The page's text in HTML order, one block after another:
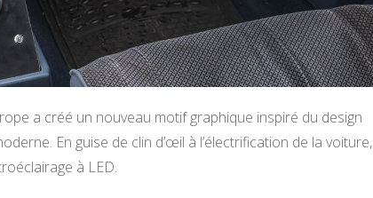
a créé un nouveau motif graphique inspiré du design
En guise de clin d’œil à l’électrification de la voiture,
à LED.